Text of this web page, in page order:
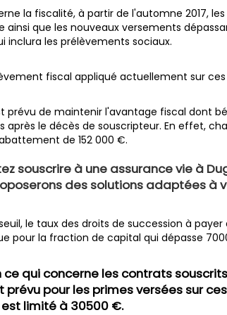
la fiscalité, à partir de l'automne 2017,
ainsi que les nouveaux versements
inclura les prélèvements sociaux.
fiscal appliqué actuellement sur ces
prévu de maintenir l'avantage fiscal dont
après le décès de souscripteur. En effet,
de 152 000 €.
souscrire à une assurance vie à
des solutions adaptées à
le taux des droits de succession à
pour la fraction de capital qui dépasse
ce qui concerne les contrats
pour les primes versées sur
limité à 30500 €.